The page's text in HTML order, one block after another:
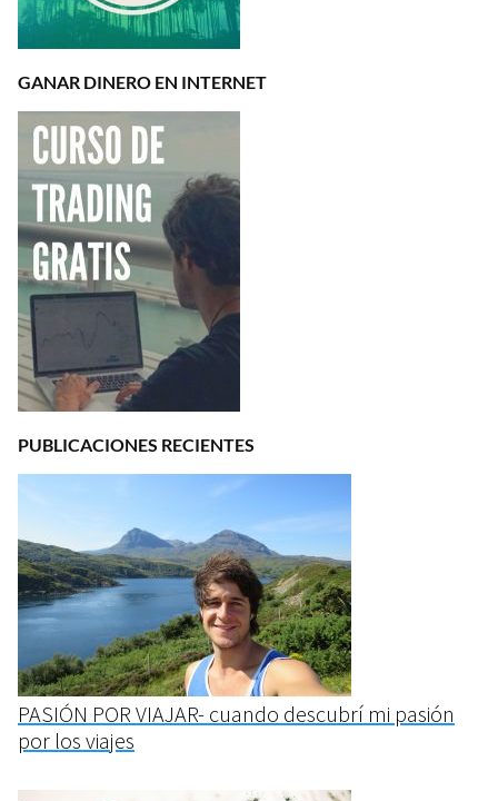
GANAR DINERO EN INTERNET
PUBLICACIONES RECIENTES
PASIÓN POR VIAJAR- cuando descubrí mi pasión
por los viajes